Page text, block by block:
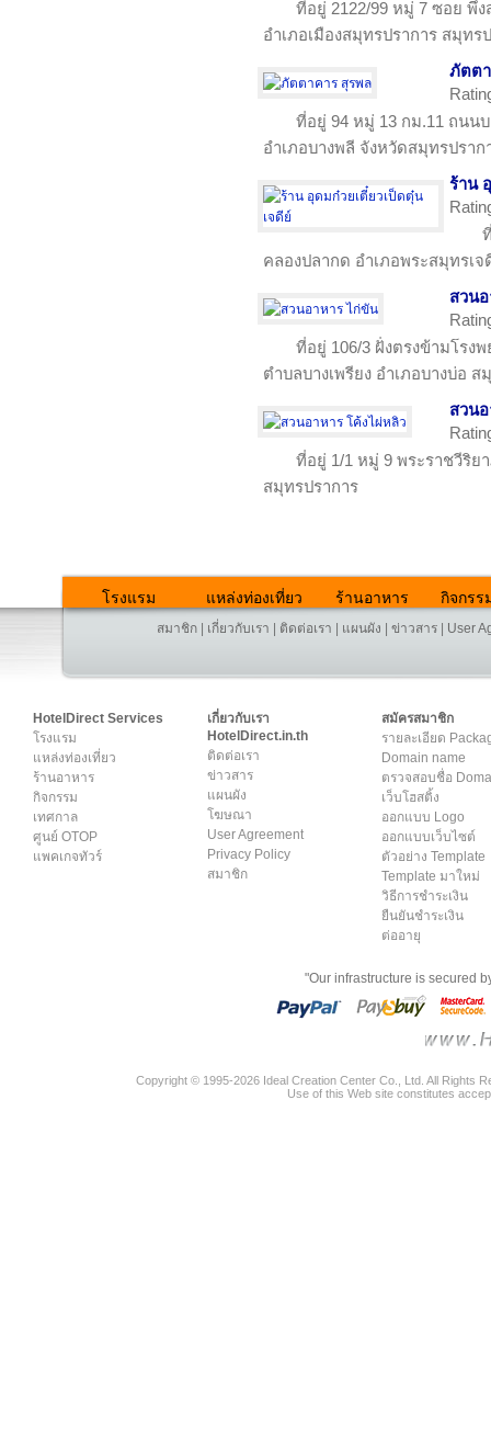
ที่อยู่ 2122/99 หมู่ 7 ซอย พึ่
อำเภอเมืองสมุทรปราการ สมุทร
ภัตต
ที่อยู่ 94 หมู่ 13 กม.11 ถนน
อำเภอบางพลี จังหวัดสมุทรปราก
ร้าน
คลองปลากด อำเภอพระสมุทรเ
สวน
ที่อยู่ 106/3 ฝั่งตรงข้ามโรง
ตำบลบางเพรียง อำเภอบางบ่อ ส
สวน
ที่อยู่ 1/1 หมู่ 9 พระราชวีริย
สมุทรปราการ
โรงแรม แหล่งท่องเที่ยว ร้านอาหาร กิจกรร
สมาชิก เกี่ยวกับเรา ติดต่อเรา แผนผัง ข่าวสาร User
HotelDirect Services
โรงแรม
แหล่งท่องเที่ยว
ร้านอาหาร
กิจกรรม
เทศกาล
ศูนย์ OTOP
แพคเกจทัวร์
เกี่ยวกับเรา
HotelDirect.in.th
ติดต่อเรา
ข่าวสาร
แผนผัง
โฆษณา
User Agreement
Privacy Policy
สมาชิก
สมัครสมาชิก
รายละเอียด
Domain name
ตรวจสอบชื่อ
เว็บโฮสติ้ง
ออกแบบ Logo
ออกแบบเว็บไซต์
ตัวอย่าง Template
Template มาใหม่
วิธีการชำระเงิน
ยืนยันชำระเงิน
ต่ออายุ
"Our infrastructure is secured
Copyright © 1995-2026 Ideal Creation Center Co., Ltd. All Rights
Use of this Web site constitutes